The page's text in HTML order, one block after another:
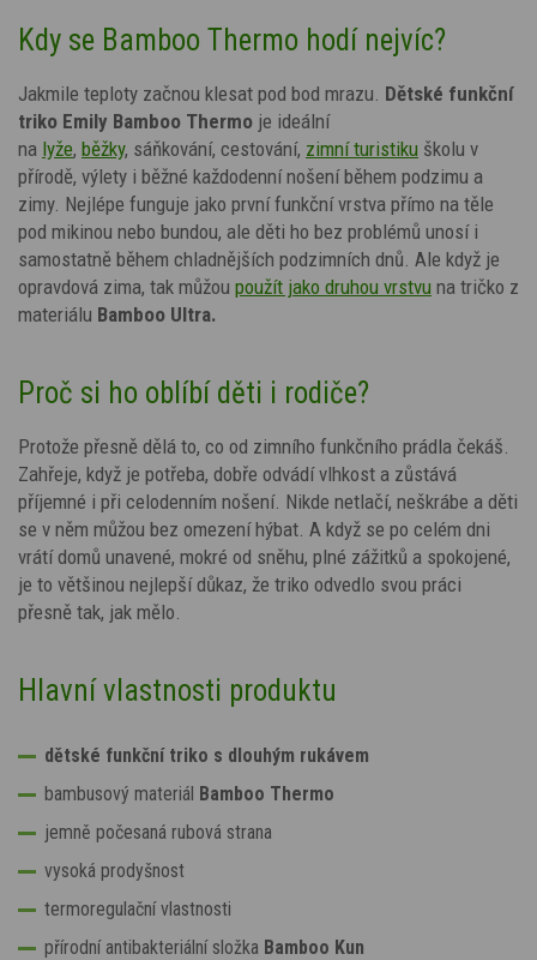
Kdy se Bamboo Thermo hodí nejvíc?
Jakmile teploty začnou klesat pod bod mrazu. Dětské funkční
triko Emily Bamboo Thermo je ideální
na lyže, běžky, sáňkování, cestování, zimní turistiku školu v
přírodě, výlety i běžné každodenní nošení během podzimu a
zimy. Nejlépe funguje jako první funkční vrstva přímo na těle
pod mikinou nebo bundou, ale děti ho bez problémů unosí i
samostatně během chladnějších podzimních dnů. Ale když je
opravdová zima, tak můžou použít jako druhou vrstvu na tričko z
materiálu Bamboo Ultra.
Proč si ho oblíbí děti i rodiče?
Protože přesně dělá to, co od zimního funkčního prádla čekáš.
Zahřeje, když je potřeba, dobře odvádí vlhkost a zůstává
příjemné i při celodenním nošení. Nikde netlačí, neškrábe a děti
se v něm můžou bez omezení hýbat. A když se po celém dni
vrátí domů unavené, mokré od sněhu, plné zážitků a spokojené,
je to většinou nejlepší důkaz, že triko odvedlo svou práci
přesně tak, jak mělo.
Hlavní vlastnosti produktu
dětské funkční triko s dlouhým rukávem
bambusový materiál Bamboo Thermo
jemně počesaná rubová strana
vysoká prodyšnost
termoregulační vlastnosti
přírodní antibakteriální složka Bamboo Kun